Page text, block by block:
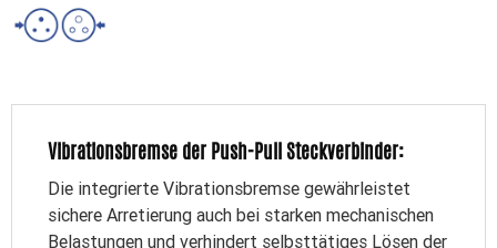
Vibrationsbremse der Push-Pull Steckverbinder:
Die integrierte Vibrationsbremse gewährleistet
sichere Arretierung auch bei starken mechanischen
Belastungen und verhindert selbsttätiges Lösen der